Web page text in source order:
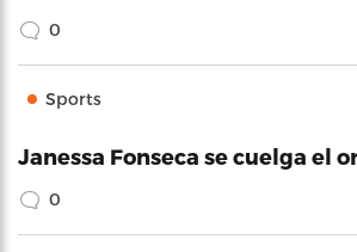
0
Sports
Janessa Fonseca se cuelga el
0